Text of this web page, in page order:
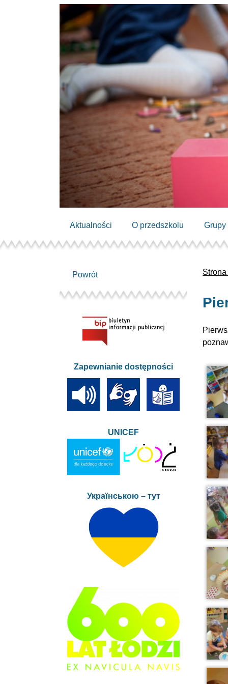
Aktualności O przedszkolu Grupy
Strona
Powrót
Zapewnianie dostępności
UNICEF
Українською – тут